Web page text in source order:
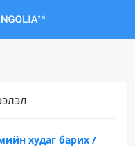
худаг барих /